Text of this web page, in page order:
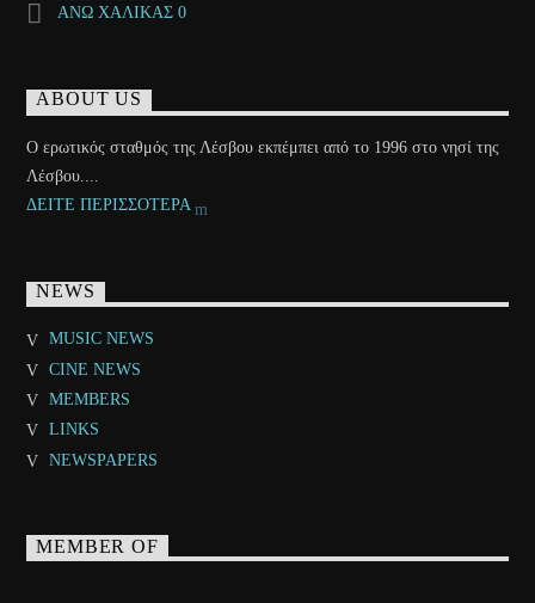
ΑΝΩ ΧΑΛΙΚΑΣ 0
ABOUT US
Ο ερωτικός σταθμός της Λέσβου εκπέμπει από το 1996 στο νησί της
Λέσβου....
ΔΕΙΤΕ ΠΕΡΙΣΣΟΤΕΡΑ
NEWS
MUSIC NEWS
CINE NEWS
MEMBERS
LINKS
NEWSPAPERS
MEMBER OF